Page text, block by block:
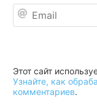
Этот сайт
Узнайте, как
комментариев.